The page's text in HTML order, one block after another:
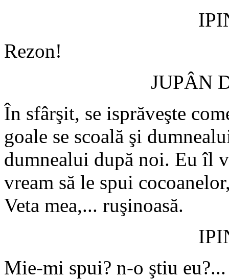
Rezon!
JUPÂN
În sfârşit, se isprăveşte
goale se scoală şi
dumnealui după noi. Eu îl
vream să le spui
Veta mea,... ruşinoasă.
Mie-mi spui? n-o ştiu